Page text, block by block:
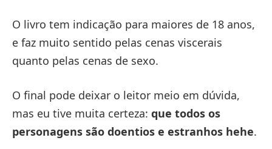
O livro tem indicação para maiores de 18 anos,
e faz muito sentido pelas cenas viscerais
quanto pelas cenas de sexo.
O final pode deixar o leitor meio em dúvida,
mas eu tive muita certeza: que todos os
personagens são doentios e estranhos hehe.